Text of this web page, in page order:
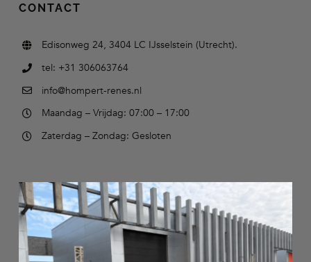
CONTACT
Edisonweg 24, 3404 LC IJsselstein (Utrecht).
tel: +31 306063764
info@hompert-renes.nl
Maandag – Vrijdag: 07:00 – 17:00
Zaterdag – Zondag: Gesloten